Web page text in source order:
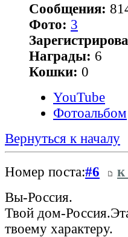
Сообщения:
Фото: 3
Награды: 6
Кошки: 0
YouTube
Фотоальбом
Вернуться к началу
Номер поста:#6
Вы-Россия.
Твой дом-
твоему характеру.